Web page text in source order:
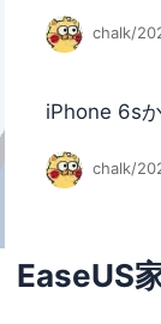
chalk/
iPhone 6s
chalk/
EaseUS